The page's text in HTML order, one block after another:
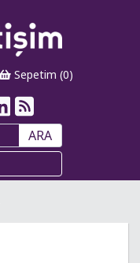
Sepetim (0)
ARA